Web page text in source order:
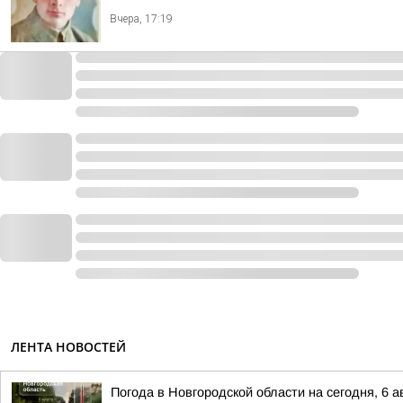
Вчера, 17:19
ЛЕНТА НОВОСТЕЙ
Погода в Новгородской области на сегодня, 6